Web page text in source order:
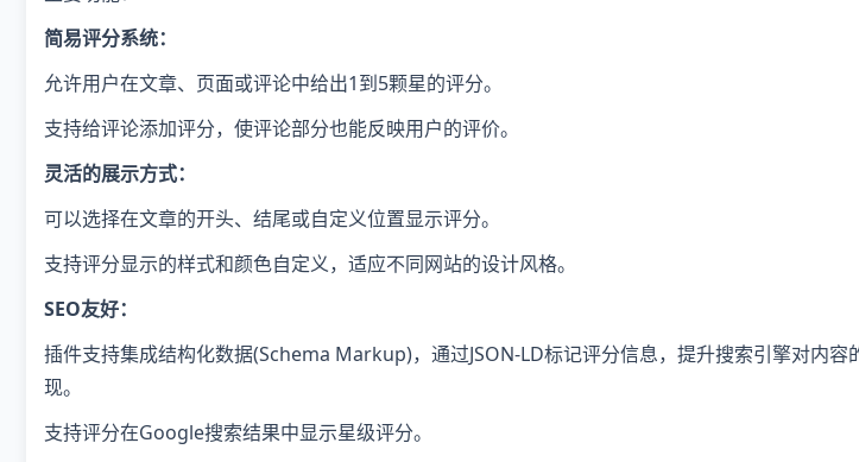
简易评分系统：
允许用户在文章、页面或评论中给出1到5颗星的评分。
支持给评论添加评分，使评论部分也能反映用户的评价。
灵活的展示方式：
可以选择在文章的开头、结尾或自定义位置显示评分。
支持评分显示的样式和颜色自定义，适应不同网站的设计风格。
SEO友好：
插件支持集成结构化数据(Schema Markup)，通过JSON-LD标记评分信息，提升搜索引擎对内容
现。
支持评分在Google搜索结果中显示星级评分。